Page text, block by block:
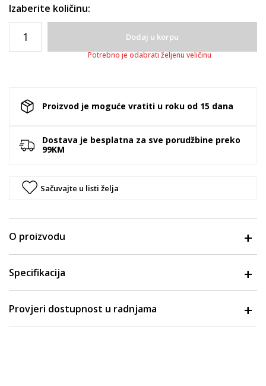
Izaberite količinu:
Dodaj u korpu
Potrebno je odabrati željenu veličinu
Proizvod je moguće vratiti u roku od 15 dana
Dostava je besplatna za sve porudžbine preko
99KM
Sačuvajte u listi želja
O proizvodu
Specifikacija
Provjeri dostupnost u radnjama